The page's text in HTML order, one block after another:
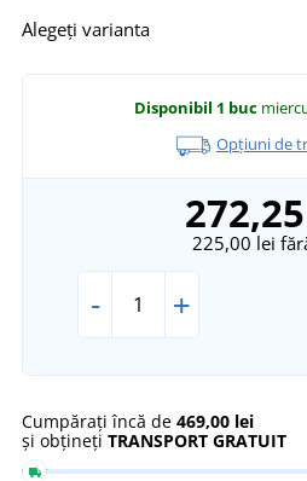
Alegeți varianta
Disponibil 1 buc
Opțiuni de
225,00 lei
- +
Cumpărați încă de 469,00 lei
și obțineți TRANSPORT GRATUIT